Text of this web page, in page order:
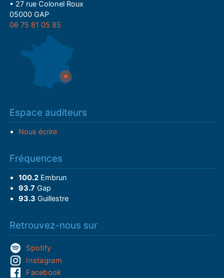
• 27 rue Colonel Roux
05000 GAP
06 75 81 05 85
Espace auditeurs
Nous écrire
Fréquences
100.2Embrun
93.7 Gap
93.3 Guillestre
Retrouvez-nous sur
Spotify
Instagram
Facebook